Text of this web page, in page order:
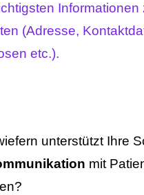
Informationen
(Adresse,
etc.).
unterstützt Ihre
mit